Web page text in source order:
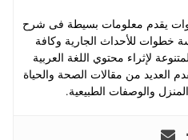
يقدم معلومات بسيطة فى شرح
للأحداث الجارية وكافة
لإثراء محتوي اللغة العربية
العديد من مقالات الصحة والحياة
والوصفات الطبيعية.